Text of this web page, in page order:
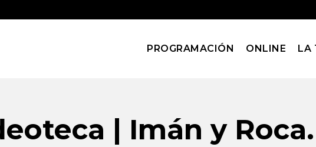
PROGRAMACIÓN ONLINE LA
| Imán y